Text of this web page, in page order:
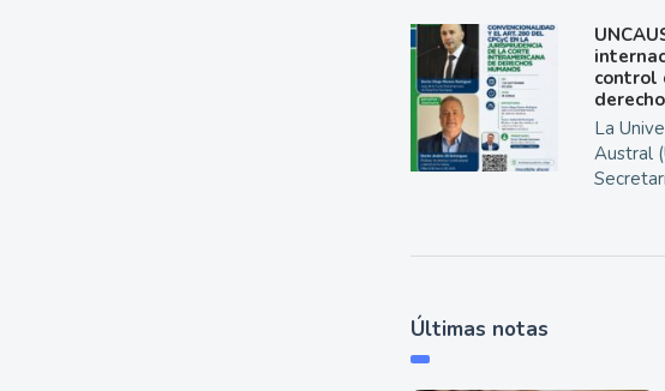
control
La
Austral
Últimas notas